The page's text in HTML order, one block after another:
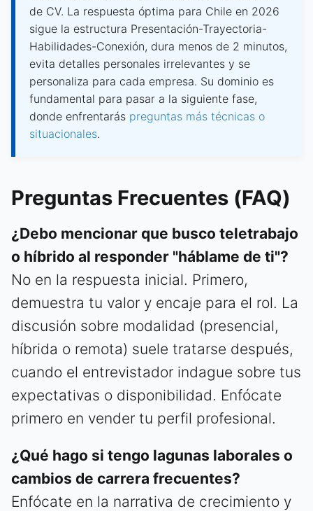
de CV. La respuesta óptima para Chile en 2026
sigue la estructura Presentación-Trayectoria-
Habilidades-Conexión, dura menos de 2 minutos,
evita detalles personales irrelevantes y se
personaliza para cada empresa. Su dominio es
fundamental para pasar a la siguiente fase,
donde enfrentarás preguntas más técnicas o
situacionales.
Preguntas Frecuentes (FAQ)
¿Debo mencionar que busco teletrabajo
o híbrido al responder "háblame de ti"?
No en la respuesta inicial. Primero,
demuestra tu valor y encaje para el rol. La
discusión sobre modalidad (presencial,
híbrida o remota) suele tratarse después,
cuando el entrevistador indague sobre tus
expectativas o disponibilidad. Enfócate
primero en vender tu perfil profesional.
¿Qué hago si tengo lagunas laborales o
cambios de carrera frecuentes?
Enfócate en la narrativa de crecimiento y